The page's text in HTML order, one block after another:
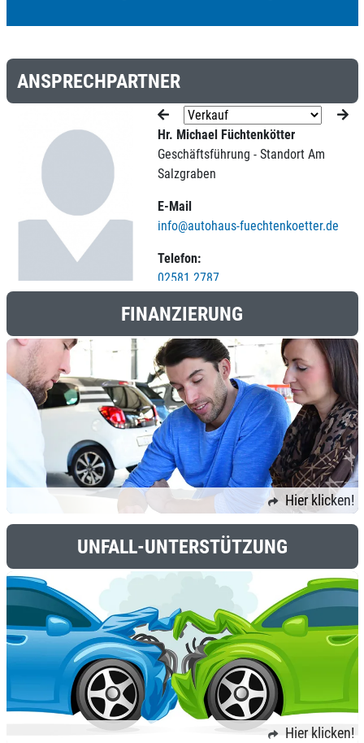
ANSPRECHPARTNER
Hr. Michael Füchtenkötter
Geschäftsführung - Standort Am
Salzgraben
E-Mail
info@autohaus-fuechtenkoetter.de
Telefon:
02581 2787
FINANZIERUNG
Hier klicken!
UNFALL-UNTERSTÜTZUNG
Hier klicken!